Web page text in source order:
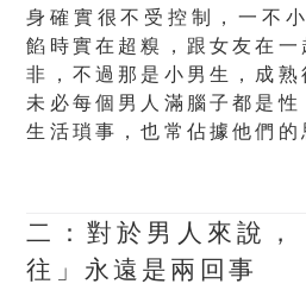
身確實很不受控制，一不
餡時實在超糗，跟女友在
非，不過那是小男生，成熟
未必每個男人滿腦子都是
生活瑣事，也常佔據他們的
二：對於男人來說，
往」永遠是兩回事